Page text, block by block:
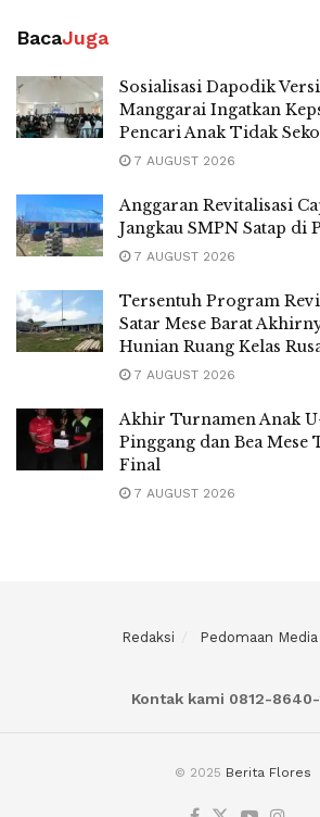
BacaJuga
Sosialisasi Dapodik
Manggarai Ingatkan
Pencari Anak Tidak
7 AUGUST 2026
Anggaran Revitalisasi
Jangkau SMPN Satap di
7 AUGUST 2026
Tersentuh Program
Satar Mese Barat
Hunian Ruang Kelas
7 AUGUST 2026
Akhir Turnamen Anak
Pinggang dan Bea Mese
Final
7 AUGUST 2026
Redaksi Pedomaan
Kontak kami 0812-8640-
© 2025 Berita Flores